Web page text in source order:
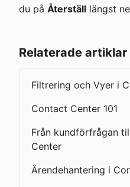
du på Återställ längst
Relaterade artiklar
Filtrering och Vyer i
Contact Center 101
Från kundförfrågan
Center
Ärendehantering i